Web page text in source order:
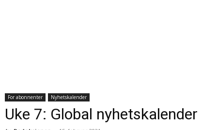
For abonnenter Nyhetskalender
Uke 7: Global nyhetskalender